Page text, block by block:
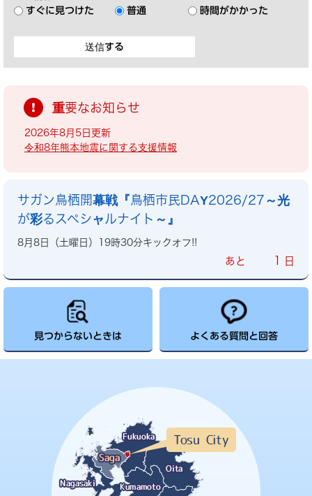
すぐに見つけた
普通 時間がかかった
重要なお知らせ
2026年8月5日更新
令和8年熊本地震に関する支援情報
サガン鳥栖開幕戦『鳥栖市民DAY2026/27～光
が彩るスペシャルナイト～』
8月8日（土曜日）19時30分キックオフ!!
あと 1 日
見つからないときは よくある質問と回答